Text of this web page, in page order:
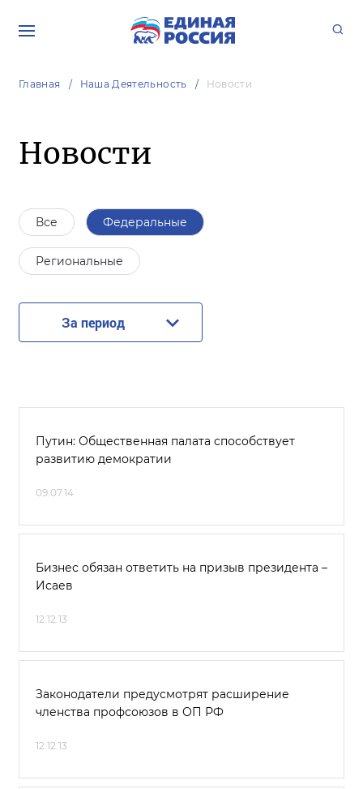
Главная Наша Деятельность Новости
Новости
Все Федеральные
Региональные
За период
Путин: Общественная палата способствует
развитию демократии
09.07.14
Бизнес обязан ответить на призыв президента –
Исаев
12.12.13
Законодатели предусмотрят расширение
членства профсоюзов в ОП РФ
12.12.13